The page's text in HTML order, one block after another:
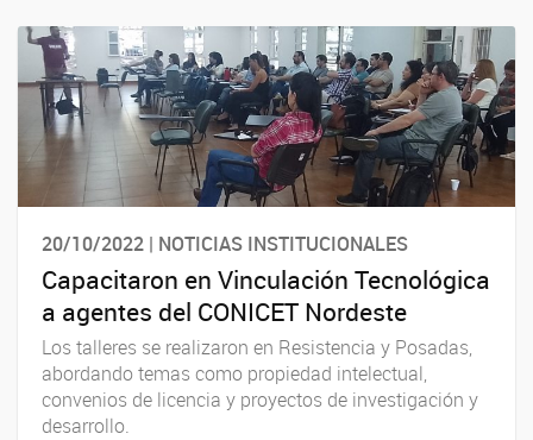
20/10/2022 | NOTICIAS INSTITUCIONALES
Capacitaron en Vinculación Tecnológica
a agentes del CONICET Nordeste
Los talleres se realizaron en Resistencia y Posadas,
abordando temas como propiedad intelectual,
convenios de licencia y proyectos de investigación y
desarrollo.